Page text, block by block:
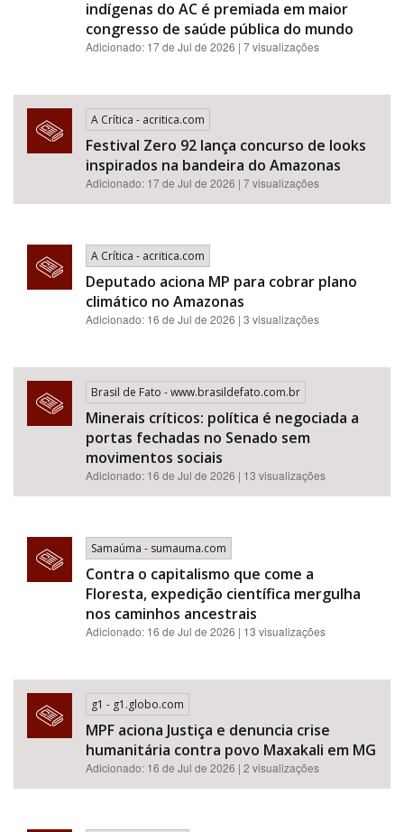
indígenas do AC é premiada em maior
congresso de saúde pública do mundo
Adicionado: 17 de Jul de 2026 | 7 visualizações
A Crítica - acritica.com
Festival Zero 92 lança concurso de looks
inspirados na bandeira do Amazonas
Adicionado: 17 de Jul de 2026 | 7 visualizações
A Crítica - acritica.com
Deputado aciona MP para cobrar plano
climático no Amazonas
Adicionado: 16 de Jul de 2026 | 3 visualizações
Brasil de Fato - www.brasildefato.com.br
Minerais críticos: política é negociada a
portas fechadas no Senado sem
movimentos sociais
Adicionado: 16 de Jul de 2026 | 13 visualizações
Samaúma - sumauma.com
Contra o capitalismo que come a
Floresta, expedição científica mergulha
nos caminhos ancestrais
Adicionado: 16 de Jul de 2026 | 13 visualizações
g1 - g1.globo.com
MPF aciona Justiça e denuncia crise
humanitária contra povo Maxakali em MG
Adicionado: 16 de Jul de 2026 | 2 visualizações